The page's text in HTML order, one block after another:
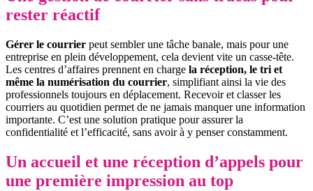
rester réactif
Gérer le courrier peut sembler une tâche banale, mais pour une
entreprise en plein développement, cela devient vite un casse-tête.
Les centres d’affaires prennent en charge la réception, le tri et
même la numérisation du courrier, simplifiant ainsi la vie des
professionnels toujours en déplacement. Recevoir et classer les
courriers au quotidien permet de ne jamais manquer une information
importante. C’est une solution pratique pour assurer la
confidentialité et l’efficacité, sans avoir à y penser constamment.
Un accueil et une réception d’appels pour
une première impression au top